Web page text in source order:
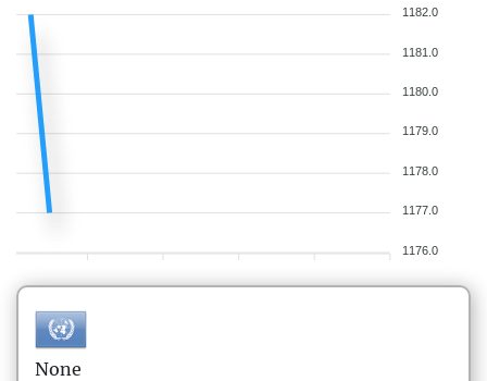
1182.0
1181.0
1180.0
1179.0
1178.0
1177.0
1176.0
None